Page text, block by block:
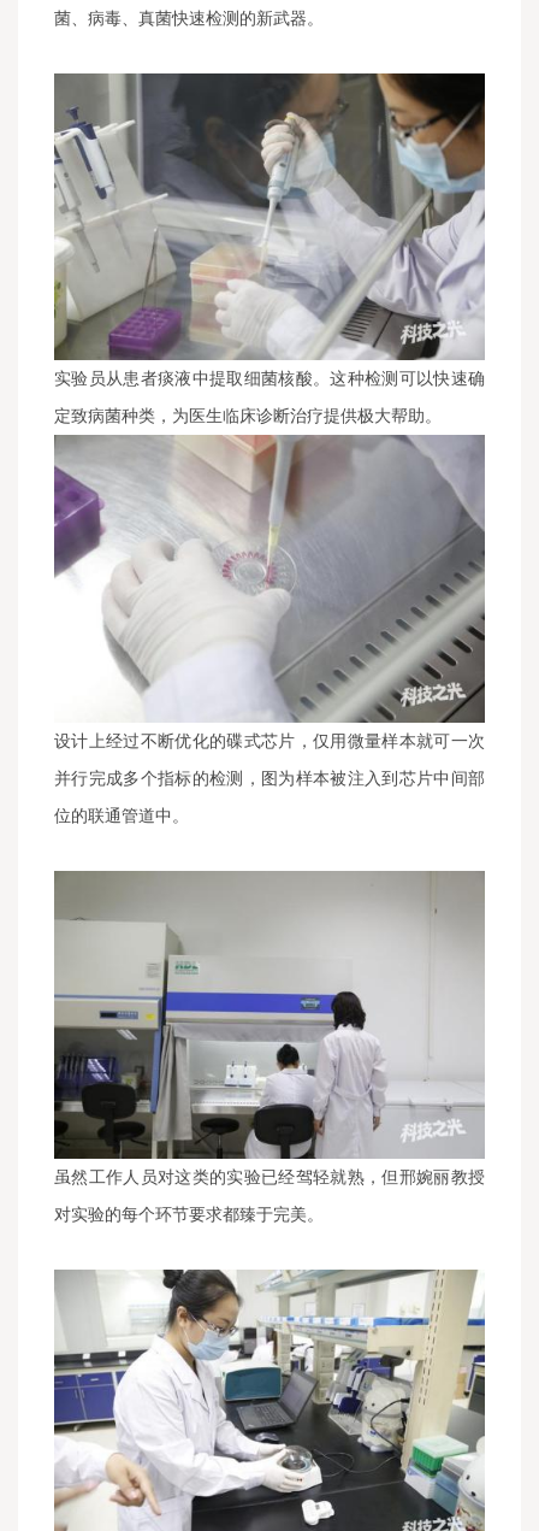
菌、病毒、真菌快速检测的新武器。
实验员从患者痰液中提取细菌核酸。这种检测可以快速确
定致病菌种类，为医生临床诊断治疗提供极大帮助。
设计上经过不断优化的碟式芯片，仅用微量样本就可一次
并行完成多个指标的检测，图为样本被注入到芯片中间部
位的联通管道中。
虽然工作人员对这类的实验已经驾轻就熟，但邢婉丽教授
对实验的每个环节要求都臻于完美。